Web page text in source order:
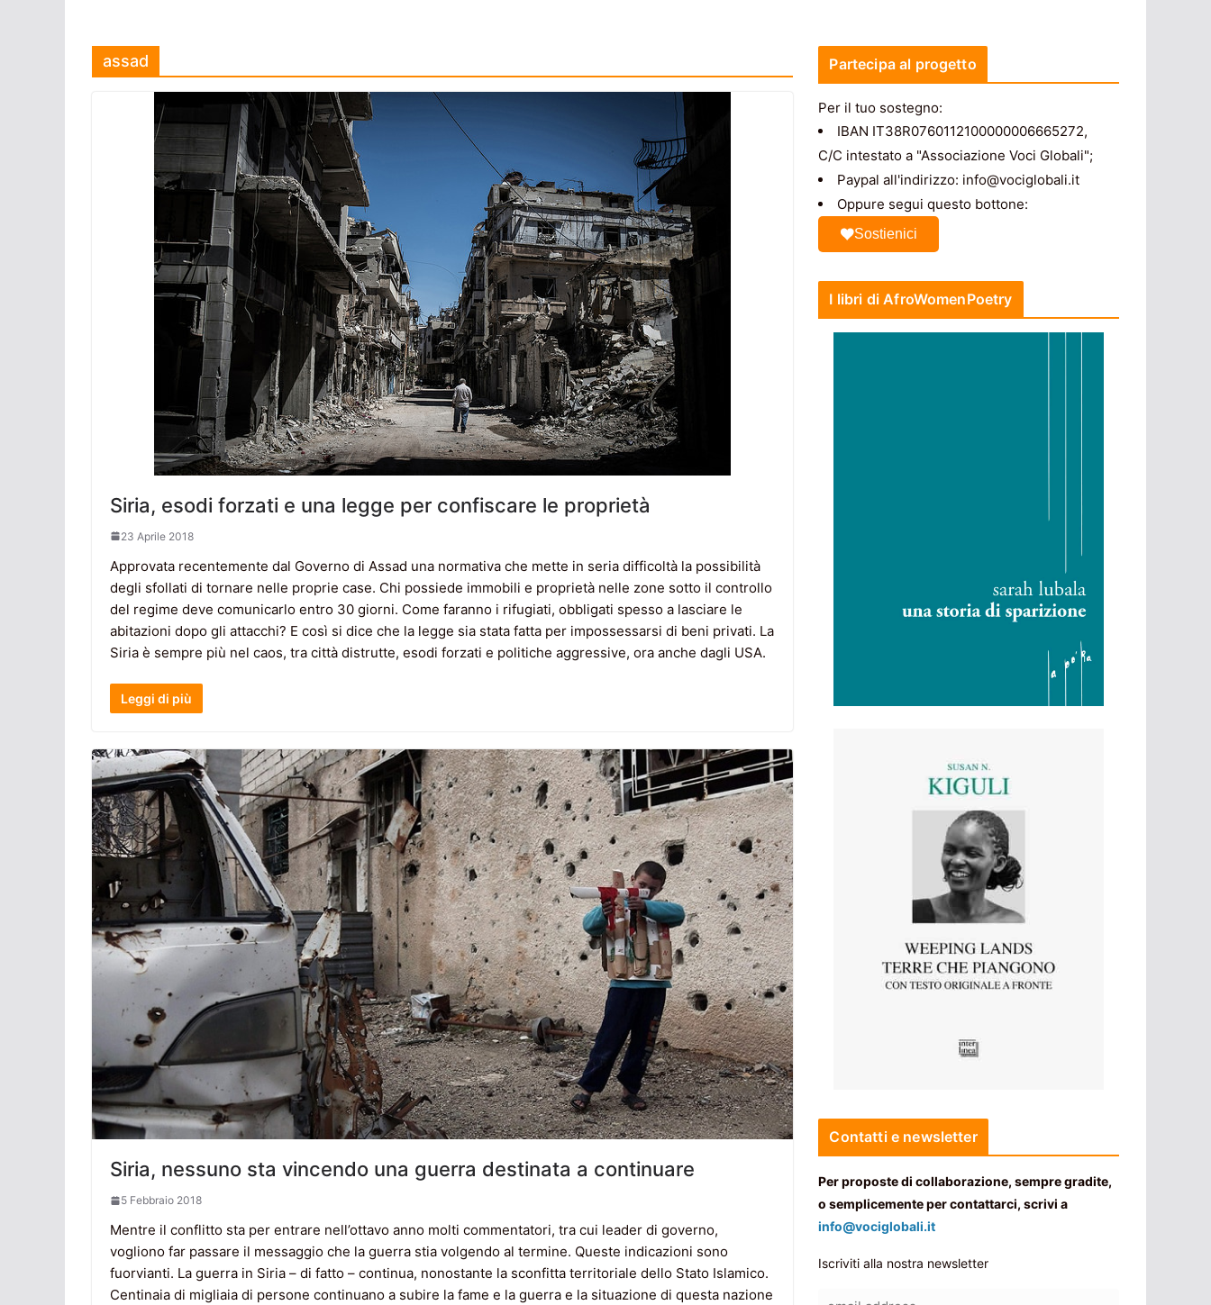
assad
Siria, esodi forzati e una legge per confiscare le proprietà
23 Aprile 2018
Approvata recentemente dal Governo di Assad una normativa che mette in seria difficoltà la possibilità
degli sfollati di tornare nelle proprie case. Chi possiede immobili e proprietà nelle zone sotto il controllo
del regime deve comunicarlo entro 30 giorni. Come faranno i rifugiati, obbligati spesso a lasciare le
abitazioni dopo gli attacchi? E così si dice che la legge sia stata fatta per impossessarsi di beni privati. La
Siria è sempre più nel caos, tra città distrutte, esodi forzati e politiche aggressive, ora anche dagli USA.
Leggi di più
Siria, nessuno sta vincendo una guerra destinata a continuare
5 Febbraio 2018
Mentre il conflitto sta per entrare nell’ottavo anno molti commentatori, tra cui leader di governo,
vogliono far passare il messaggio che la guerra stia volgendo al termine. Queste indicazioni sono
fuorvianti. La guerra in Siria – di fatto – continua, nonostante la sconfitta territoriale dello Stato Islamico.
Centinaia di migliaia di persone continuano a subire la fame e la guerra e la situazione di questa nazione
Partecipa al progetto
Per il tuo sostegno:
IBAN IT38R0760112100000006665272,
C/C intestato a "Associazione Voci Globali";
Paypal all'indirizzo: info@vociglobali.it
Oppure segui questo bottone:
Sostienici
I libri di AfroWomenPoetry
Contatti e newsletter
Per proposte di collaborazione, sempre gradite,
o semplicemente per contattarci, scrivi a
info@vociglobali.it
Iscriviti alla nostra newsletter